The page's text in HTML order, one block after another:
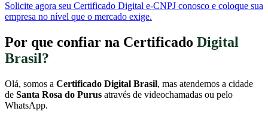
Solicite agora seu Certificado Digital e-CNPJ conosco e coloque sua
empresa no nível que o mercado exige.
Por que confiar na Certificado Digital
Brasil?
Olá, somos a Certificado Digital Brasil, mas atendemos a cidade
de Santa Rosa do Purus através de videochamadas ou pelo
WhatsApp.